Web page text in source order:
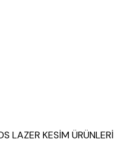
LAZER KESİM